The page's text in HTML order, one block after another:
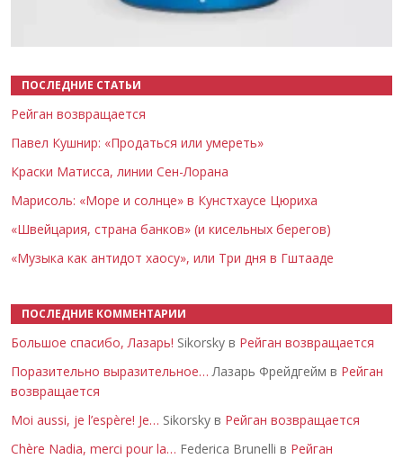
ПОСЛЕДНИЕ СТАТЬИ
Рейган возвращается
Павел Кушнир: «Продаться или умереть»
Краски Матисса, линии Сен-Лорана
Марисоль: «Море и солнце» в Кунстхаусе Цюриха
«Швейцария, страна банков» (и кисельных берегов)
«Музыка как антидот хаосу», или Три дня в Гштааде
ПОСЛЕДНИЕ КОММЕНТАРИИ
Большое спасибо, Лазарь! Sikorsky в Рейган возвращается
Поразительно выразительное… Лазарь Фрейдгейм в Рейган
возвращается
Moi aussi, je l’espère! Je… Sikorsky в Рейган возвращается
Chère Nadia, merci pour la… Federica Brunelli в Рейган